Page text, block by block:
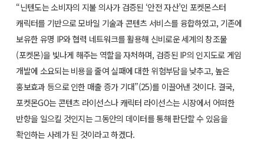
“닌텐도는 소비자의 지불 의사가 검증된 ‘안전 자산’인 포켓몬스터
캐릭터를 기반으로 모바일 기술과 콘텐츠 서비스를 융합하였고, 기존에
보유한 유명 IP와 협력 네트워크를 활용해 신비로운 세계의 창조물
(포켓몬)을 빛나게 해주는 역할을 자처하며, 검증된 IP의 인지도로 게임
개발에 소요되는 비용을 줄여 실패에 대한 위험부담을 낮추고, 높은
홍보효과 등으로 인한 매출 증가 기대”(25)를 이끌어낸 것이다. 결국,
포켓몬GO는 콘텐츠 라이선스나 캐릭터 라이선스는 시장에서 어떠한
반향을 일으킬 것인지는 그동안의 데이터를 통해 판단할 수 있음을
확인하는 사례가 된 것이라고 하겠다.